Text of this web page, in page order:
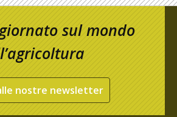
sul mondo
nostre newsletter